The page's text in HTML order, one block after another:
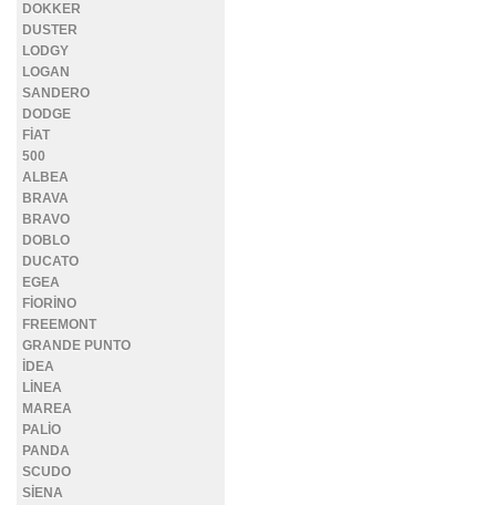
DOKKER
DUSTER
LODGY
LOGAN
SANDERO
DODGE
FİAT
500
ALBEA
BRAVA
BRAVO
DOBLO
DUCATO
EGEA
FİORİNO
FREEMONT
GRANDE PUNTO
İDEA
LİNEA
MAREA
PALİO
PANDA
SCUDO
SİENA